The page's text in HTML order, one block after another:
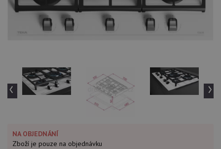
‹ ›
NA OBJEDNÁNÍ
Zboží je pouze na objednávku